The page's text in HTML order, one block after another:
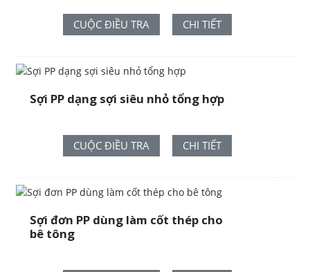
CUỘC ĐIỀU TRA CHI TIẾT
Sợi PP dạng sợi siêu nhỏ tổng hợp
CUỘC ĐIỀU TRA CHI TIẾT
Sợi đơn PP dùng làm cốt thép cho
bê tông